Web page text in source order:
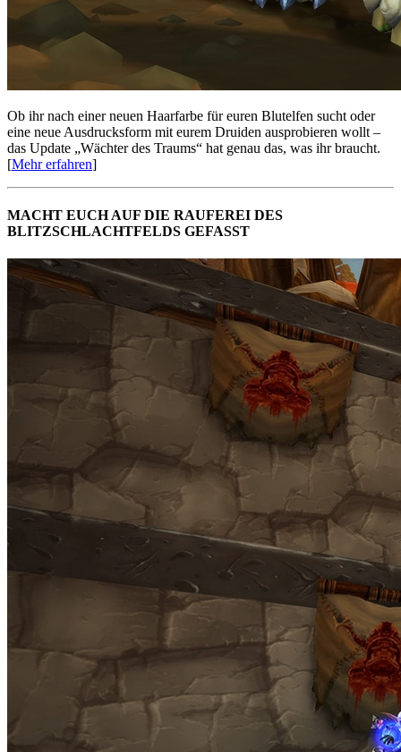
Ob ihr nach einer neuen Haarfarbe für euren Blutelfen sucht oder
eine neue Ausdrucksform mit eurem Druiden ausprobieren wollt –
das Update „Wächter des Traums“ hat genau das, was ihr braucht.
[Mehr erfahren]
MACHT EUCH AUF DIE RAUFEREI DES
BLITZSCHLACHTFELDS GEFASST